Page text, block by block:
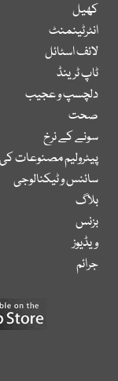
کھیل
انٹرٹینمنٹ
لائف اسٹائل
ٹاپ ٹرینڈ
دلچسپ و عجیب
صحت
سونے کے نرخ
پیٹرولیم مصنوعات
سائنس و ٹیکنالوجی
بلاگ
بزنس
ویڈیوز
جرائم